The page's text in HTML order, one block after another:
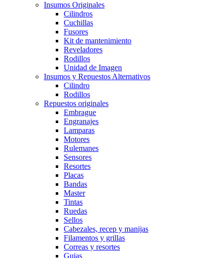
Insumos Originales
Cilindros
Cuchillas
Fusores
Kit de mantenimiento
Reveladores
Rodillos
Unidad de Imagen
Insumos y Repuestos Alternativos
Cilindro
Rodillos
Repuestos originales
Embrague
Engranajes
Lamparas
Motores
Rulemanes
Sensores
Resortes
Placas
Bandas
Master
Tintas
Ruedas
Sellos
Cabezales, recep y manijas
Filamentos y grillas
Correas y resortes
Guias